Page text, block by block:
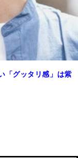
グッタリ感」は紫